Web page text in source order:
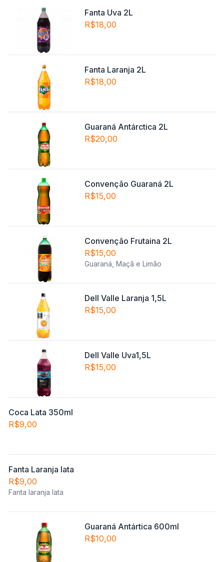
Fanta Uva 2L
R$18,00
Fanta Laranja 2L
R$18,00
Guaraná Antárctica 2L
R$20,00
Convenção Guaraná 2L
R$15,00
Convenção Frutaina 2L
R$15,00
Guaraná, Maçã e Limão
Dell Valle Laranja 1,5L
R$15,00
Dell Valle Uva1,5L
R$15,00
Coca Lata 350ml
R$9,00
Fanta Laranja lata
R$9,00
Fanta laranja lata
Guaraná Antártica 600ml
R$10,00